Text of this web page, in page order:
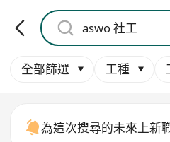
全部篩選 工種
為這次搜尋的未來上新